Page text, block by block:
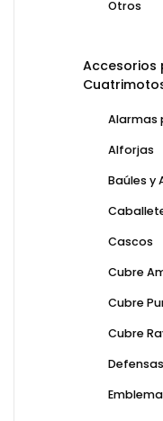
Otros
Accesorios
Alarmas
Alforjas
Baúles y
Cascos
Cubre
Cubre
Cubre
Defensas